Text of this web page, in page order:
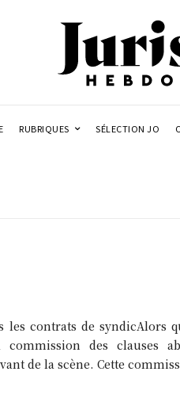
RUBRIQUES SÉLECTION JO
les contrats de
des clauses
de la scène. Cette